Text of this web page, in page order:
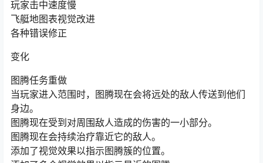
玩家击中速度慢
飞艇地图表视觉改进
各种错误修正
变化
图腾任务重做
当玩家进入范围时，图腾现在会将远处的敌人传送到他们
身边。
图腾现在受到对周围敌人造成的伤害的一小部分。
图腾现在会持续治疗靠近它的敌人。
添加了视觉效果以指示图腾簇的位置。